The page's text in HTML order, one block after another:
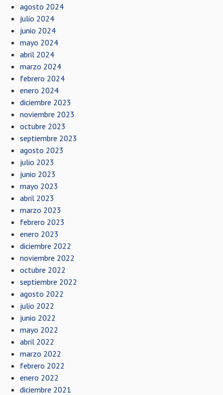
agosto 2024
julio 2024
junio 2024
mayo 2024
abril 2024
marzo 2024
febrero 2024
enero 2024
diciembre 2023
noviembre 2023
octubre 2023
septiembre 2023
agosto 2023
julio 2023
junio 2023
mayo 2023
abril 2023
marzo 2023
febrero 2023
enero 2023
diciembre 2022
noviembre 2022
octubre 2022
septiembre 2022
agosto 2022
julio 2022
junio 2022
mayo 2022
abril 2022
marzo 2022
febrero 2022
enero 2022
diciembre 2021